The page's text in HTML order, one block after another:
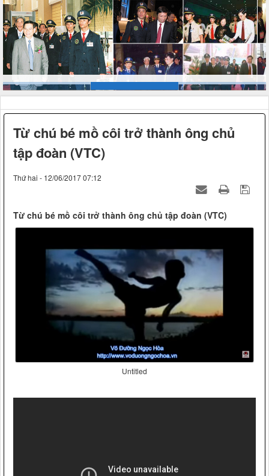
Từ chú bé mồ côi trở thành ông chủ
tập đoàn (VTC)
Thứ hai - 12/06/2017 07:12
Từ chú bé mồ côi trở thành ông chủ tập đoàn (VTC)
Untitled